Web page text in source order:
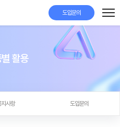
도입문의
활용
사항 도입문의